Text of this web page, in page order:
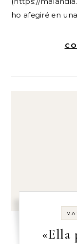
ho afegiré en
«Ella